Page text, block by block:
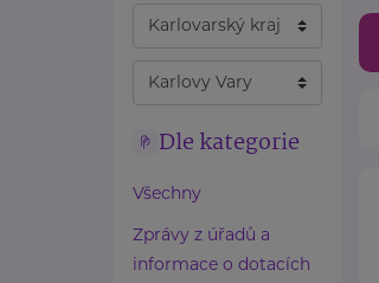
Dle kategorie
Všechny
Zprávy z úřadů a
informace o dotacích